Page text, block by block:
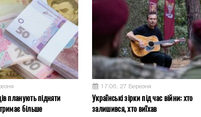
планують підняти
більше
17:06, 27 Березня
Українські зірки під час війни: хто
залишився, хто виїхав